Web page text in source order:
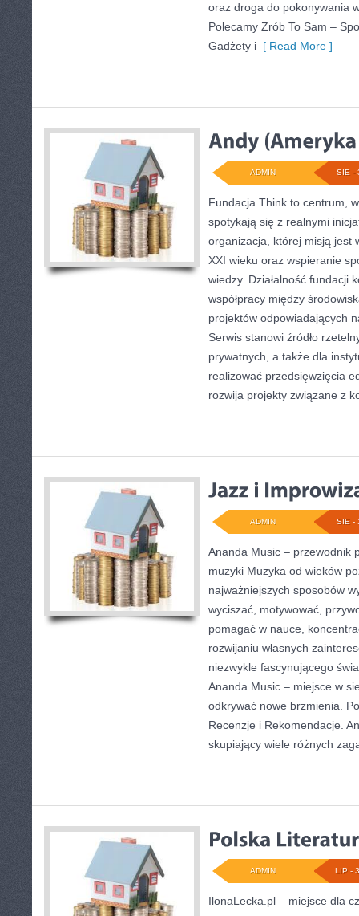
oraz droga do pokonywania
Polecamy Zrób To Sam –
Gadżety i [ Read More ]
SIE -
ADMIN
Fundacja Think to centrum,
spotykają się z realnymi
organizacja, której misją jest
XXI wieku oraz wspieranie
wiedzy. Działalność fundacji
współpracy między
projektów odpowiadających
Serwis stanowi źródło
prywatnych, a także dla
realizować przedsięwzięcia
rozwija projekty związane z
SIE -
ADMIN
Ananda Music – przewodnik
muzyki Muzyka od wieków
najważniejszych sposobów
wyciszać, motywować,
pomagać w nauce,
rozwijaniu własnych
niezwykle fascynującego
Ananda Music – miejsce w
odkrywać nowe brzmienia.
Recenzje i Rekomendacje.
skupiający wiele różnych
LIP -
ADMIN
IlonaLecka.pl – miejsce dla